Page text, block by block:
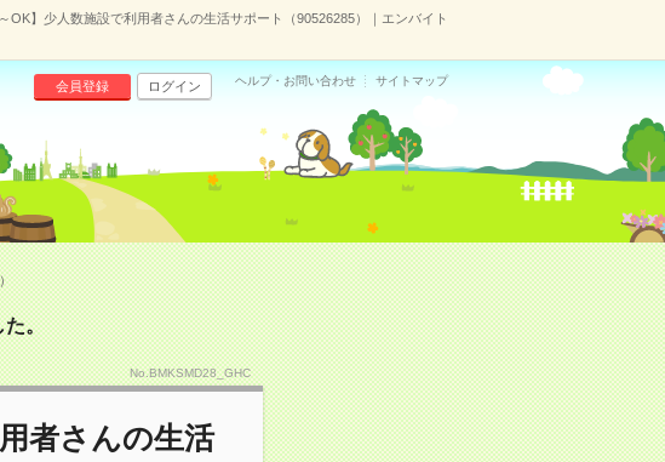
OK】少人数施設で利用者さんの生活サポート（90526285）｜エンバイト
会員登録 ログイン ヘルプ・お問い合わせ サイトマップ
た。
No.BMKSMD28_GHC
者さんの生活